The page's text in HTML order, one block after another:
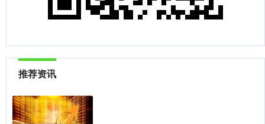
推荐资讯